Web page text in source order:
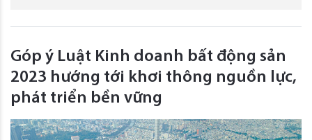
Góp ý Luật Kinh doanh bất động sản
2023 hướng tới khơi thông nguồn lực,
phát triển bền vững